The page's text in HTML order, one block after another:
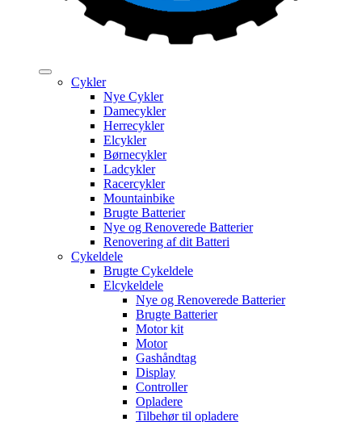
Cykler
Nye Cykler
Damecykler
Herrecykler
Elcykler
Børnecykler
Ladcykler
Racercykler
Mountainbike
Brugte Batterier
Nye og Renoverede Batterier
Renovering af dit Batteri
Cykeldele
Brugte Cykeldele
Elcykeldele
Nye og Renoverede Batterier
Brugte Batterier
Motor kit
Motor
Gashåndtag
Display
Controller
Opladere
Tilbehør til opladere